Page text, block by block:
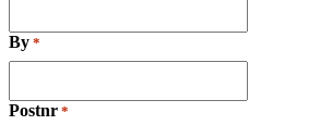
By *
Postnr *